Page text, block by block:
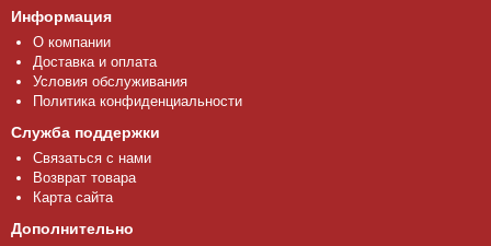
Информация
О компании
Доставка и оплата
Условия обслуживания
Политика конфиденциальности
Служба поддержки
Связаться с нами
Возврат товара
Карта сайта
Дополнительно